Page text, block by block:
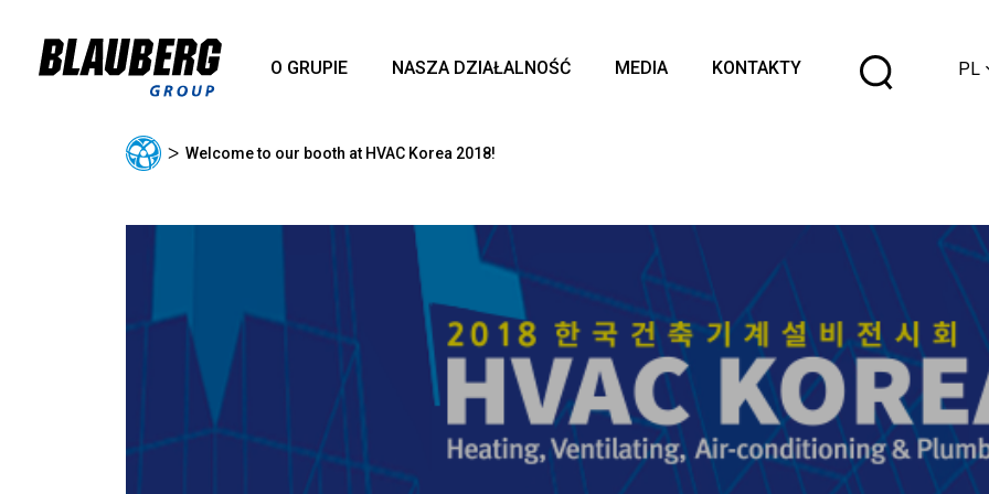
O GRUPIE NASZA DZIAŁALNOŚĆ MEDIA KONTAKTY
językPL
ᐳ Welcome to our booth at HVAC Korea 2018!